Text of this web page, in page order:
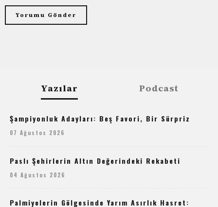
Yazılar Podcast
Şampiyonluk Adayları: Beş Favori, Bir Sürpriz
07 Ağustos 2026
Paslı Şehirlerin Altın Değerindeki Rekabeti
04 Ağustos 2026
Palmiyelerin Gölgesinde Yarım Asırlık Hasret: